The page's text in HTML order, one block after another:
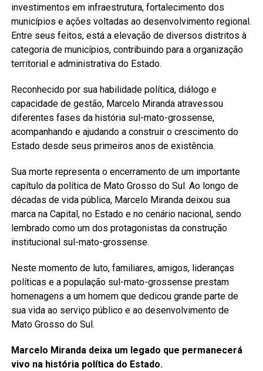
investimentos em infraestrutura, fortalecimento dos
municípios e ações voltadas ao desenvolvimento regional.
Entre seus feitos, está a elevação de diversos distritos à
categoria de municípios, contribuindo para a organização
territorial e administrativa do Estado.
Reconhecido por sua habilidade política, diálogo e
capacidade de gestão, Marcelo Miranda atravessou
diferentes fases da história sul-mato-grossense,
acompanhando e ajudando a construir o crescimento do
Estado desde seus primeiros anos de existência.
Sua morte representa o encerramento de um importante
capítulo da política de Mato Grosso do Sul. Ao longo de
décadas de vida pública, Marcelo Miranda deixou sua
marca na Capital, no Estado e no cenário nacional, sendo
lembrado como um dos protagonistas da construção
institucional sul-mato-grossense.
Neste momento de luto, familiares, amigos, lideranças
políticas e a população sul-mato-grossense prestam
homenagens a um homem que dedicou grande parte de
sua vida ao serviço público e ao desenvolvimento de
Mato Grosso do Sul.
Marcelo Miranda deixa um legado que permanecerá
vivo na história política do Estado.